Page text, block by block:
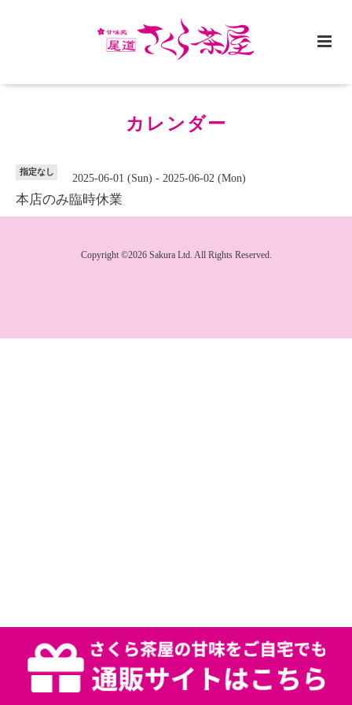
カレンダー
指定なし
2025-06-01 (Sun) - 2025-06-02 (Mon)
本店のみ臨時休業
Copyright ©2026 Sakura Ltd. All Rights Reserved.